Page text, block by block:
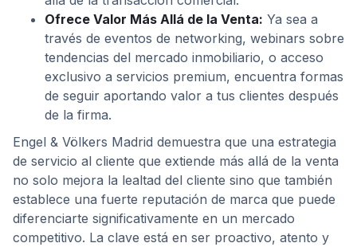
Ofrece Valor Más Allá de la Venta: Ya sea a
través de eventos de networking, webinars sobre
tendencias del mercado inmobiliario, o acceso
exclusivo a servicios premium, encuentra formas
de seguir aportando valor a tus clientes después
de la firma.
Engel & Völkers Madrid demuestra que una estrategia
de servicio al cliente que extiende más allá de la venta
no solo mejora la lealtad del cliente sino que también
establece una fuerte reputación de marca que puede
diferenciarte significativamente en un mercado
competitivo. La clave está en ser proactivo, atento y